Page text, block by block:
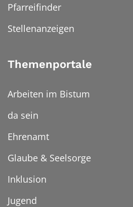
Pfarreifinder
Stellenanzeigen
Themenportale
Arbeiten im Bistum
da sein
Ehrenamt
Glaube & Seelsorge
Inklusion
Jugend